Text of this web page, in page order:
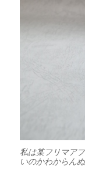
私は某フリマア
いのかわからんぬ